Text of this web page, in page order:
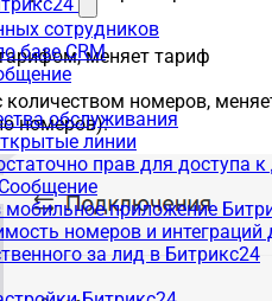
сотрудников
базе CRM
обслуживания
линии
прав для доступа
мобильное приложение
номеров и
за лид в Битрикс24
меняет тариф
номеров,
номеров).